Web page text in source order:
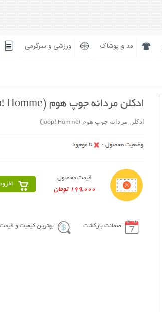
مد و پوشاک ورزشی و سرگرمی
ادکلن مردانه جوپ هوم (joop! Homme)
ادکلن مردانه جوپ هوم (joop! Homme)
قیمت محصول
199,000 تومان
ضمانت بازگشت بهترین کیفیت و قیمت